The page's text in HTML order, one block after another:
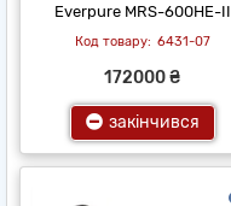
Everpure MRS-600HE-II
6431-07
172000 ₴
закінчився